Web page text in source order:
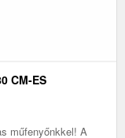
CM-ES
műfenyőnkkel! A